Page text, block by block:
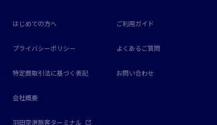
はじめての方へ ご利用ガイド
プライバシーポリシー よくあるご質問
特定商取引法に基づく表記 お問い合わせ
会社概要
羽田空港旅客ターミナル